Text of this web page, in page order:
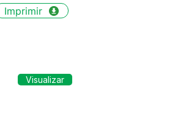
Imprimir
Visualizar